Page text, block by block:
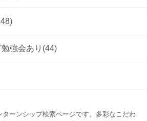
強会あり(44)
ーンシップ検索ページです。多彩なこだわ